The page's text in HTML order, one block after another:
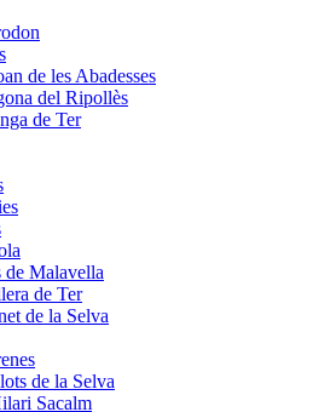
de les Abadesses
del Ripollès
de Ter
de Malavella
de Ter
de la Selva
de la Selva
Sacalm